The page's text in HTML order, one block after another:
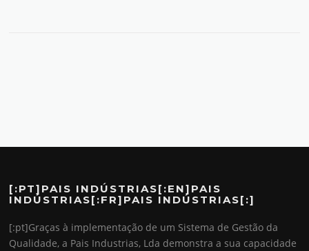
[:PT]PAIS INDÚSTRIAS[:EN]PAIS
INDÚSTRIAS[:FR]PAIS INDÚSTRIAS[:]
[:pt]Graças à implementação de um Sistema de Gestão da
Qualidade, a Pais Industrias, Lda demonstra a sua capacidade